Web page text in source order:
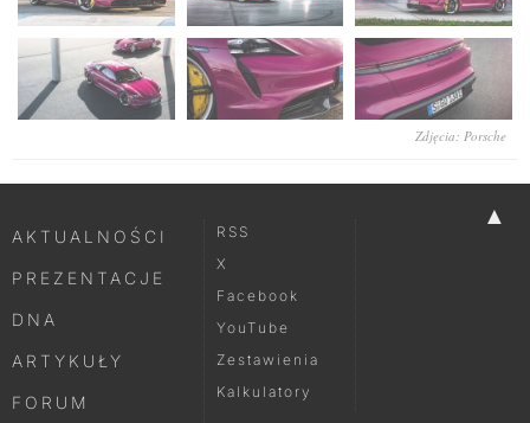
Zdjęcia: Porsche
▲
AKTUALNOŚCI
PREZENTACJE
DNA
ARTYKUŁY
FORUM
RSS
X
Facebook
YouTube
Zestawienia
Kalkulatory